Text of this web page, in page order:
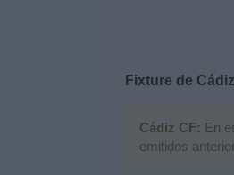
Fixture de
Cádiz CF: En
emitidos